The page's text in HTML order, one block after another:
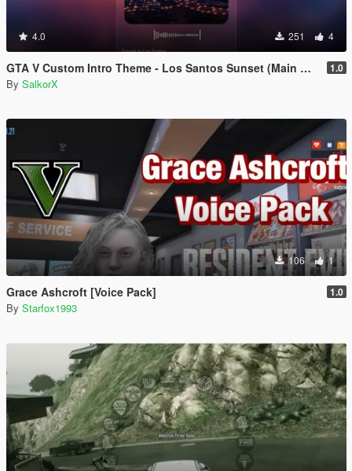
4.0 251 4
GTA V Custom Intro Theme - Los Santos Sunset (Main Menu Music Replacement) 1.0
By SalkorX
106 1
Grace Ashcroft [Voice Pack] 1.0
By Starfox1993